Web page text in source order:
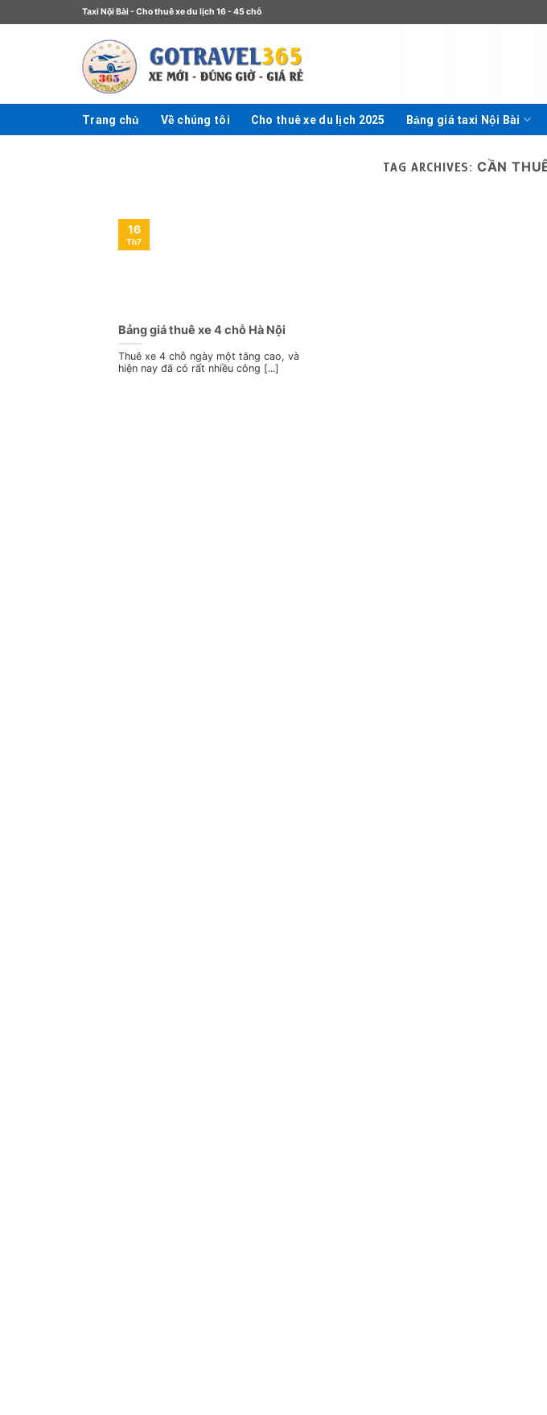
Taxi Nội Bài - Cho thuê xe du lịch 16 - 45 chỗ
Trang chủ Về chúng tôi Cho thuê xe du lịch 2025 Bảng giá taxi Nội Bài
TAG ARCHIVES: CẦN
Bảng giá thuê xe 4 chỗ Hà Nội
Thuê xe 4 chỗ ngày một tăng cao, và
hiện nay đã có rất nhiều công [...]
16
Th7